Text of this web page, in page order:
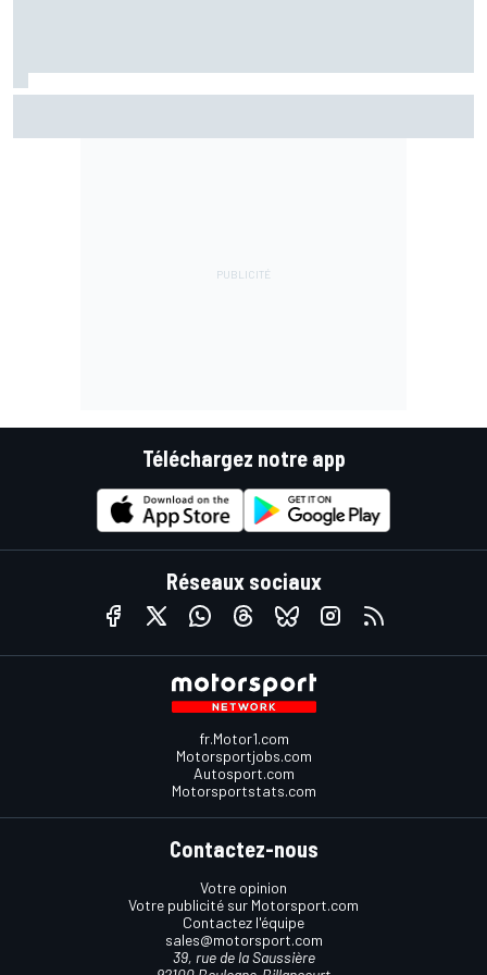
Téléchargez notre app
Réseaux sociaux
fr.Motor1.com
Motorsportjobs.com
Autosport.com
Motorsportstats.com
Contactez-nous
Votre opinion
Votre publicité sur Motorsport.com
Contactez l'équipe
sales@motorsport.com
39, rue de la Saussière